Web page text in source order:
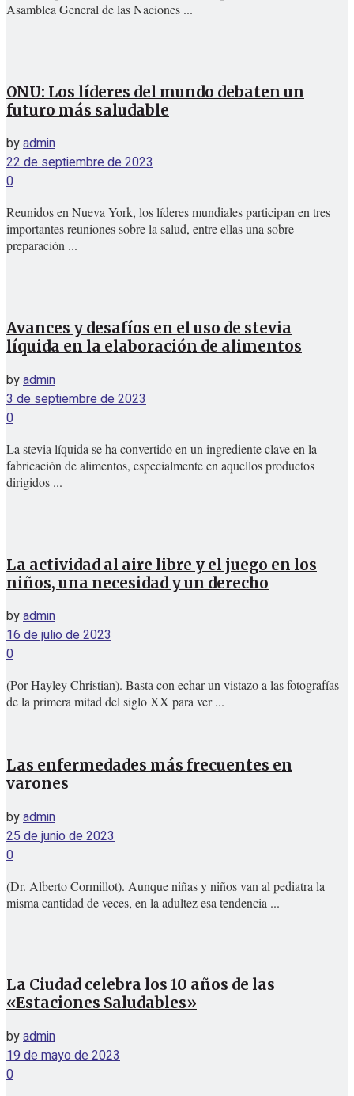
Asamblea General de las Naciones ...
ONU: Los líderes del mundo debaten un
futuro más saludable
byadmin
22 de septiembre de 2023
0
Reunidos en Nueva York, los líderes mundiales participan en tres
importantes reuniones sobre la salud, entre ellas una sobre
preparación ...
Avances y desafíos en el uso de stevia
líquida en la elaboración de alimentos
byadmin
3 de septiembre de 2023
0
La stevia líquida se ha convertido en un ingrediente clave en la
fabricación de alimentos, especialmente en aquellos productos
dirigidos ...
La actividad al aire libre y el juego en los
niños, una necesidad y un derecho
byadmin
16 de julio de 2023
0
(Por Hayley Christian). Basta con echar un vistazo a las fotografías
de la primera mitad del siglo XX para ver ...
Las enfermedades más frecuentes en
varones
byadmin
25 de junio de 2023
0
(Dr. Alberto Cormillot). Aunque niñas y niños van al pediatra la
misma cantidad de veces, en la adultez esa tendencia ...
La Ciudad celebra los 10 años de las
«Estaciones Saludables»
byadmin
19 de mayo de 2023
0